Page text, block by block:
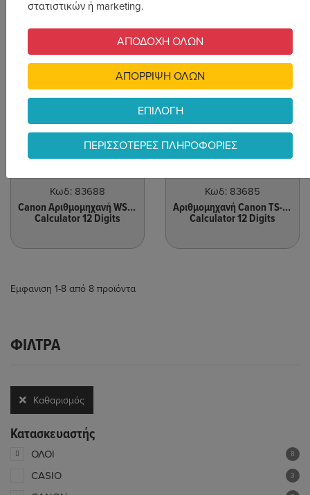
ΦΊΛΤΡΑ
Καθαρισμός
Κατασκευαστής
ΟΛΟΙ 8
CASIO 3
30.50€
Αγορά
Κωδ: 83688
Canon Αριθμομηχανή WS-1210T
Calculator 12 Digits
30.90€
Αγορά
Κωδ: 83685
Αριθμομηχανή Canon TS-1200TSC
Calculator 12 Digits
Εμφανιση 1-8 από 8 προϊόντα
στατιστικών ή marketing.
ΑΠΟΔΟΧΗ ΟΛΩΝ
ΑΠΟΡΡΙΨΗ ΟΛΩΝ
ΕΠΙΛΟΓΗ
ΠΕΡΙΣΣΟΤΕΡΕΣ ΠΛΗΡΟΦΟΡΙΕΣ